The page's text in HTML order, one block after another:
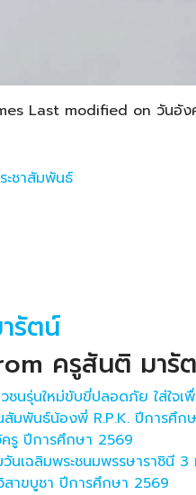
Last modified on วันอัง
ะชาสัมพันธ์
รัตน์
ครูสันติ มารั
ชนรุ่นใหม่ขับขี่ปลอดภัย ใส่ใจ
สัมพันธ์น้องพี่ R.P.K. ปีการศึก
รู ปีการศึกษา 2569
วันเฉลิมพระชนมพรรษาราชินี
สาขบูชา ปีการศึกษา 2569